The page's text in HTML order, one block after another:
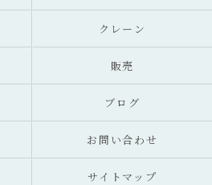
クレーン
販売
ブログ
お問い合わせ
サイトマップ